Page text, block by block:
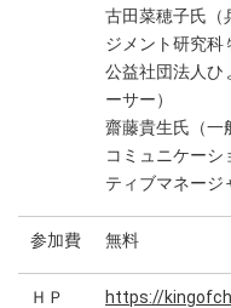
古田菜穂子氏（
ジメント研究科
公益社団法人ひ
ーサー）
齋藤貴生氏（一
コミュニケー
ティブマネージ
参加費 無料
ＨＰ https://